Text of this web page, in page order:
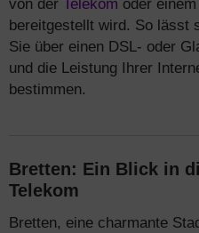
von der Telekom oder
bereitgestellt wird. So lässt
Sie über einen DSL- oder
und die Leistung Ihrer
bestimmen.
Bretten: Ein Blick in
Telekom
Bretten, eine charmante